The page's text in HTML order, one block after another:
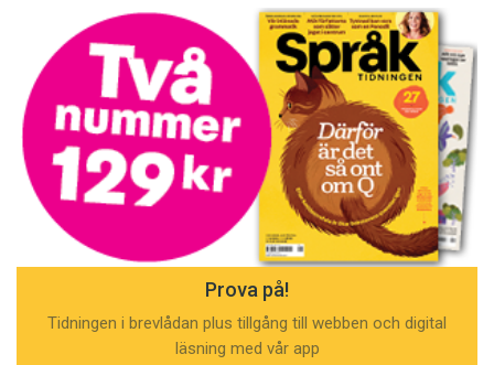
Prova på!
Tidningen i brevlådan plus tillgång till webben och digital
läsning med vår app